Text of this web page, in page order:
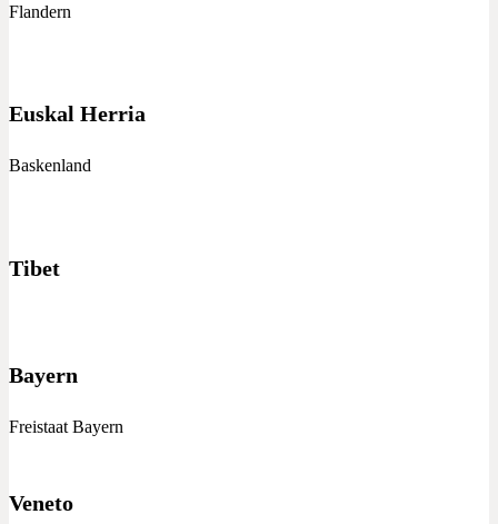
Flandern
Euskal Herria
Baskenland
Tibet
Bayern
Freistaat Bayern
Veneto